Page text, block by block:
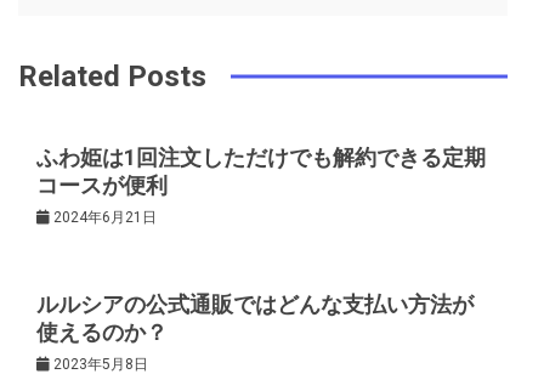
ゲ
ー
シ
ン
Related Posts
ふわ姫は1回注文しただけでも解約できる定期
コースが便利
2024年6月21日
ルルシアの公式通販ではどんな支払い方法が
使えるのか？
2023年5月8日